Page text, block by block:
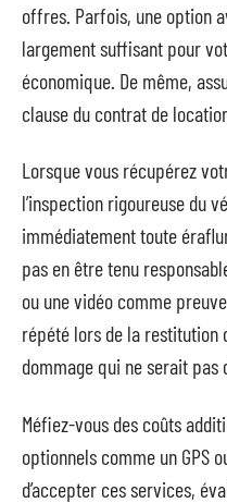
offres. Parfois, une option
largement suffisant pour
économique. De même,
clause du contrat de
Lorsque vous récupérez
l’inspection rigoureuse du
immédiatement toute
pas en être tenu
ou une vidéo comme
répété lors de la
dommage qui ne serait pas
Méfiez-vous des coûts
optionnels comme un GPS
d’accepter ces services,